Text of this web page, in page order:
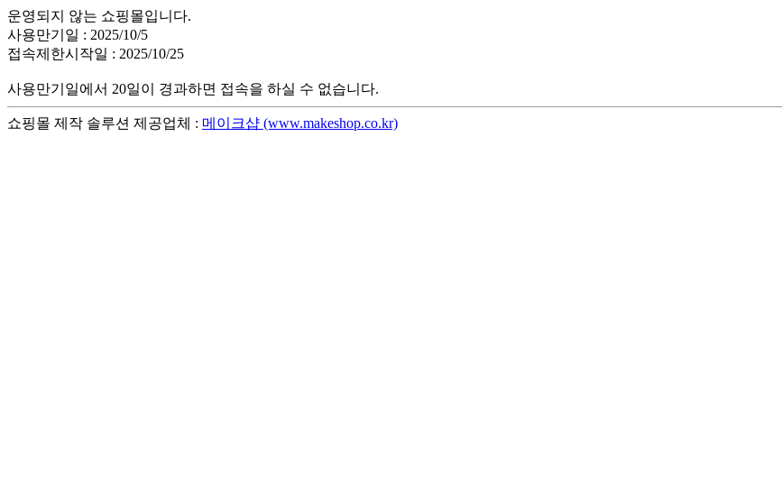
운영되지 않는 쇼핑몰입니다.
사용만기일 : 2025/10/5
접속제한시작일 : 2025/10/25
사용만기일에서 20일이 경과하면 접속을 하실 수 없습니다.
쇼핑몰 제작 솔루션 제공업체 : 메이크샵 (www.makeshop.co.kr)